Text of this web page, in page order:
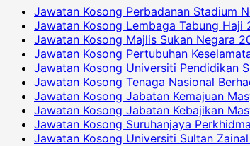
Jawatan Kosong Perbadanan Stadium
Jawatan Kosong Lembaga Tabung Haji
Jawatan Kosong Majlis Sukan Negara
Jawatan Kosong Pertubuhan
Jawatan Kosong Universiti Pendidikan
Jawatan Kosong Tenaga Nasional
Jawatan Kosong Jabatan Kemajuan
Jawatan Kosong Jabatan Kebajikan
Jawatan Kosong Suruhanjaya
Jawatan Kosong Universiti Sultan